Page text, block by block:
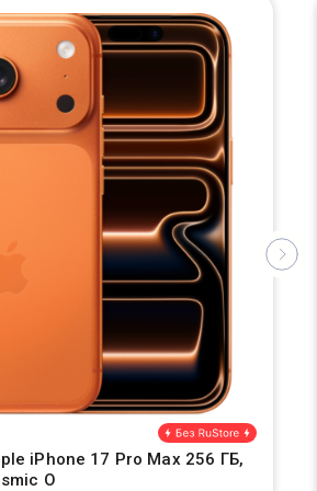
iPhone 17 Pro Max 256 ГБ,
O